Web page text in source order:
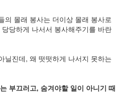
의 몰래 봉사는 더이상 몰래 봉사로
당하게 나서서 봉사해주기를 바란
닐진데, 왜 떳떳하게 나서지 못하는
부끄러고, 숨겨야할 일이 아니기 때